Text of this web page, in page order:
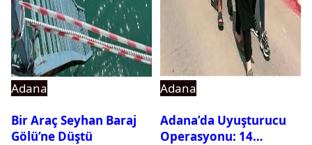
Adana
Bir Araç Seyhan Baraj
Gölü’ne Düştü
Adana
Adana’da Uyuşturucu
Operasyonu: 14